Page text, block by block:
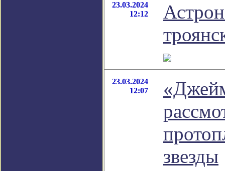
23.03.2024
12:12
23.03.2024
12:07
звезды